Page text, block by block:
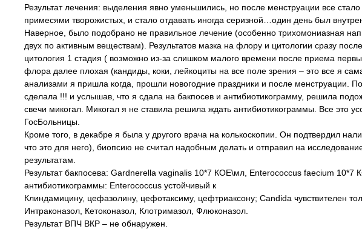
Результат лечения: выделения явно уменьшились, но после менструации все
примесями творожистых, и стало отдавать иногда серизной…один день был
Наверное, было подобрано не правильное лечение (особенно трихомониазная
двух по активным веществам). Результатов мазка на флору и цитологии сразу
цитология 1 стадия ( возможно из-за слишком малого времени после приема
флора далее плохая (кандиды, коки, лейкоциты на все поле зрения – это все я
анализами я пришла когда, прошли новогодние праздники и после менструации.
сделала !!! и услышав, что я сдала на бакпосев и антибиотикограмму, решила
свечи микогал. Микогал я не ставила решила ждать антибиотикограммы. Все это
ГосБольницы.
Кроме того, в декабре я была у другого врача на колькоскопии. Он подтвердил
что это для него), биопсию не считал надобным делать и отправил на
результатам.
Результат бакпосева: Gardnerella vaginalis 10*7 КОЕ\мл, Enterococcus faecium
антибиотикограммы: Enterococcus устойчивый к
Клиндамицину, цефазолину, цефотаксиму, цефтриаксону; Candida чувствителен
Интраконазол, Кетоконазол, Клотримазол, Флюконазол.
Результат ВПЧ ВКР – не обнаружен.